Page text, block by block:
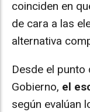
coinciden en
de cara a las
alternativa
Desde el punto
Gobierno, el
según evalúan